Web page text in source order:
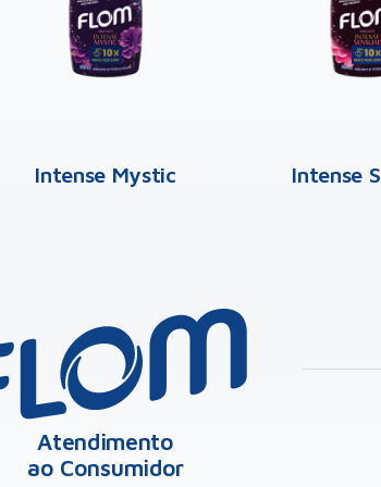
Intense Mystic Intense
Atendimento
ao Consumidor